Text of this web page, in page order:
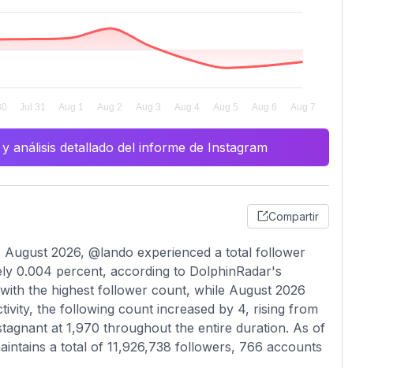
detallado del informe de Instagram
Compartir
2026, @lando experienced a total follower
0.004 percent, according to DolphinRadar's
the highest follower count, while August 2026
the following count increased by 4, rising from
at 1,970 throughout the entire duration. As of
a total of 11,926,738 followers, 766 accounts